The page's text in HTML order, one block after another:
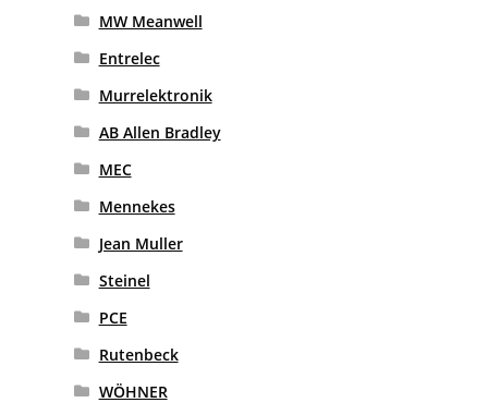
MW Meanwell
Entrelec
Murrelektronik
AB Allen Bradley
MEC
Mennekes
Jean Muller
Steinel
PCE
Rutenbeck
WÖHNER